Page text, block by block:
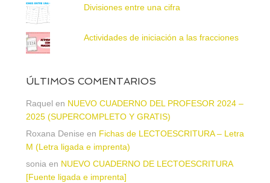
Divisiones entre una cifra
Actividades de iniciación a las fracciones
ÚLTIMOS COMENTARIOS
Raquel en NUEVO CUADERNO DEL PROFESOR 2024 –
2025 (SUPERCOMPLETO Y GRATIS)
Roxana Denise en Fichas de LECTOESCRITURA – Letra
M (Letra ligada e imprenta)
sonia en NUEVO CUADERNO DE LECTOESCRITURA
[Fuente ligada e imprenta]